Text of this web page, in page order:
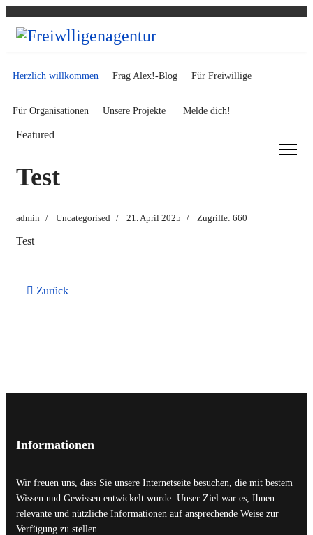
Herzlich willkommen Frag Alex!-Blog Für Freiwillige
Für Organisationen Unsere Projekte Melde dich!
Featured
Test
admin Uncategorised 21. April 2025 Zugriffe: 660
Test
Vorheriger Beitrag: Impressum
Zurück
Informationen
Wir freuen uns, dass Sie unsere Internetseite besuchen, die mit bestem
Wissen und Gewissen entwickelt wurde. Unser Ziel war es, Ihnen
relevante und nützliche Informationen auf ansprechende Weise zur
Verfügung zu stellen.